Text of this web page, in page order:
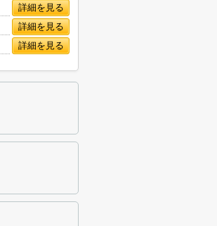
詳細を見る
詳細を見る
詳細を見る